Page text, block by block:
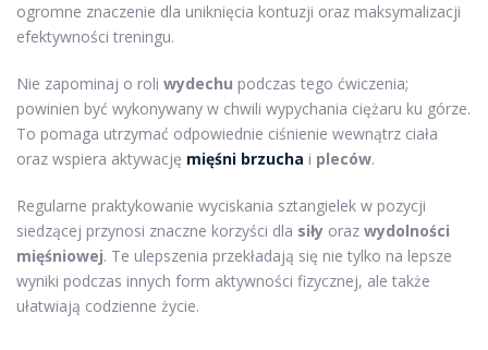
ogromne znaczenie dla uniknięcia kontuzji oraz maksymalizacji
efektywności treningu.
Nie zapominaj o roli wydechu podczas tego ćwiczenia;
powinien być wykonywany w chwili wypychania ciężaru ku górze.
To pomaga utrzymać odpowiednie ciśnienie wewnątrz ciała
oraz wspiera aktywację mięśni brzucha i pleców.
Regularne praktykowanie wyciskania sztangielek w pozycji
siedzącej przynosi znaczne korzyści dla siły oraz wydolności
mięśniowej. Te ulepszenia przekładają się nie tylko na lepsze
wyniki podczas innych form aktywności fizycznej, ale także
ułatwiają codzienne życie.